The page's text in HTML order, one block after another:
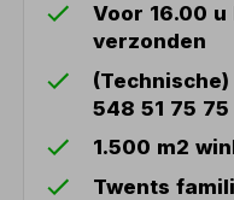
Voor 16.00
verzonden
548 51 75 75
1.500 m2
Twents